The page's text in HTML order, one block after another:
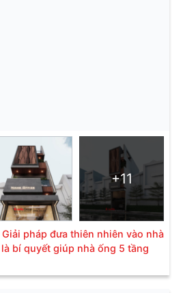
+11
pháp đưa thiên nhiên vào nhà
bí quyết giúp nhà ống 5 tầng